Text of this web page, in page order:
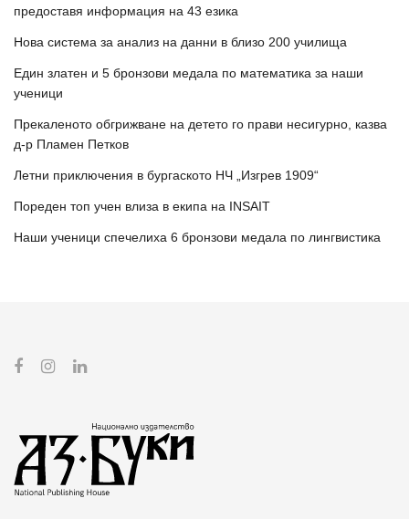
предоставя информация на 43 езика
Нова система за анализ на данни в близо 200 училища
Един златен и 5 бронзови медала по математика за наши
ученици
Прекаленото обгрижване на детето го прави несигурно, казва
д-р Пламен Петков
Летни приключения в бургаското НЧ „Изгрев 1909“
Пореден топ учен влиза в екипа на INSAIT
Наши ученици спечелиха 6 бронзови медала по лингвистика